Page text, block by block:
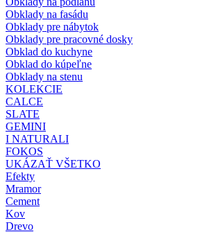
Obklady na fasádu
Obklady pre nábytok
Obklady pre pracovné dosky
Obklad do kuchyne
Obklad do kúpeľne
Obklady na stenu
KOLEKCIE
CALCE
SLATE
GEMINI
I NATURALI
FOKOS
UKÁZAŤ VŠETKO
Efekty
Mramor
Cement
Kov
Drevo